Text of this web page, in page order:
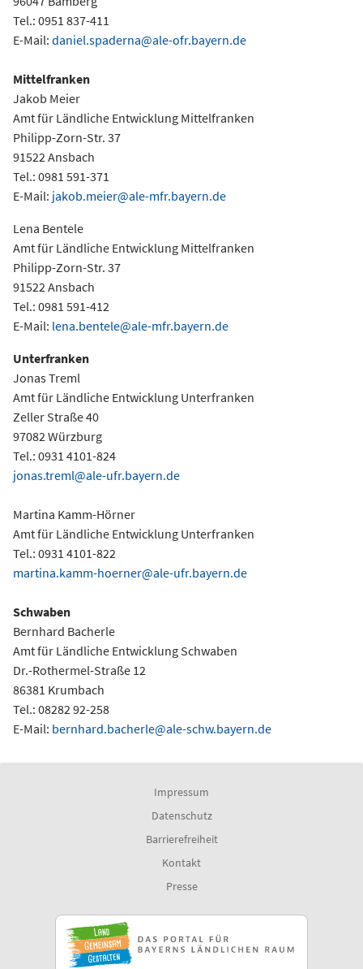
Tel.: 0951 837-411
E-Mail: daniel.spaderna@ale-ofr.bayern.de
Mittelfranken
Jakob Meier
Amt für Ländliche Entwicklung Mittelfranken
Philipp-Zorn-Str. 37
91522 Ansbach
Tel.: 0981 591-371
E-Mail: jakob.meier@ale-mfr.bayern.de
Lena Bentele
Amt für Ländliche Entwicklung Mittelfranken
Philipp-Zorn-Str. 37
91522 Ansbach
Tel.: 0981 591-412
E-Mail: lena.bentele@ale-mfr.bayern.de
Unterfranken
Jonas Treml
Amt für Ländliche Entwicklung Unterfranken
Zeller Straße 40
97082 Würzburg
Tel.: 0931 4101-824
jonas.treml@ale-ufr.bayern.de
Martina Kamm-Hörner
Amt für Ländliche Entwicklung Unterfranken
Tel.: 0931 4101-822
martina.kamm-hoerner@ale-ufr.bayern.de
Schwaben
Bernhard Bacherle
Amt für Ländliche Entwicklung Schwaben
Dr.-Rothermel-Straße 12
86381 Krumbach
Tel.: 08282 92-258
E-Mail: bernhard.bacherle@ale-schw.bayern.de
Impressum
Datenschutz
Barrierefreiheit
Kontakt
Presse